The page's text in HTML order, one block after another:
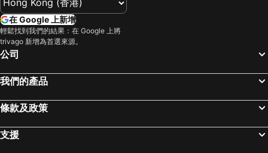
在 Google 上新增
輕鬆找到我們的結果：在 Google 上將
trivago 新增為首選來源。
公司
我們的產品
條款及政策
支援